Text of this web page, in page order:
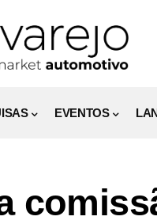
EVENTOS